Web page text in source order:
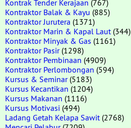
Kontrak Tender Kerajaan (767)
Kontraktor Balak & Kayu (885)
Kontraktor Jurutera (1371)
Kontraktor Marin & Kapal Laut (344)
Kontraktor Minyak & Gas (1161)
Kontraktor Pasir(1298)
Kontraktor Pembinaan (4909)
Kontraktor Perlombongan (594)
Kursus & Seminar(5183)
Kursus Kecantikan (1204)
Kursus Makanan (1116)
Kursus Motivasi (494)
Ladang Getah Kelapa Sawit (2768)